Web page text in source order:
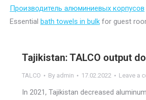
Производитель алюминиевых корпусов
Essential bath towels in bulk for guest
Tajikistan: TALCO output
TALCO By admin 17.02.2022 Leave a
In 2021, Tajikistan decreased